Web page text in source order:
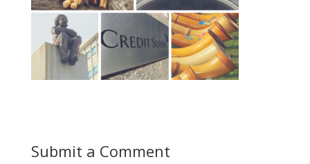
Submit a Comment